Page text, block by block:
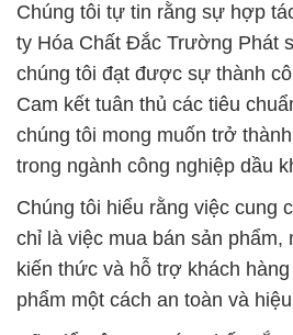
Chúng tôi tự tin rằng sự hợp
ty Hóa Chất Đắc Trường Phát
chúng tôi đạt được sự thành
Cam kết tuân thủ các tiêu
chúng tôi mong muốn trở
trong ngành công nghiệp dầu
Chúng tôi hiểu rằng việc cung
chỉ là việc mua bán sản phẩm,
kiến thức và hỗ trợ khách
phẩm một cách an toàn và